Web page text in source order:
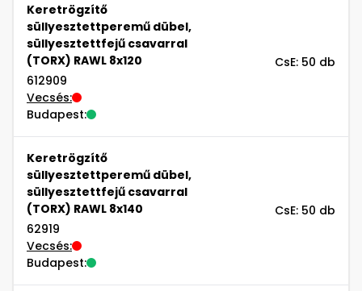
Keretrögzítő
süllyesztettperemű dübel,
süllyesztettfejű csavarral
(TORX) RAWL 8x120
612909
Vecsés:
Budapest:
CsE: 50 db
Keretrögzítő
süllyesztettperemű dübel,
süllyesztettfejű csavarral
(TORX) RAWL 8x140
62919
Vecsés:
Budapest:
CsE: 50 db